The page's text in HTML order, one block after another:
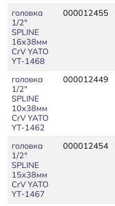
головка
1/2"
SPLINE
16х38мм
CrV YATO
YT-1468
000012455
головка
1/2"
SPLINE
10х38мм
CrV YATO
YT-1462
000012449
головка
1/2"
SPLINE
15х38мм
CrV YATO
YT-1467
000012454